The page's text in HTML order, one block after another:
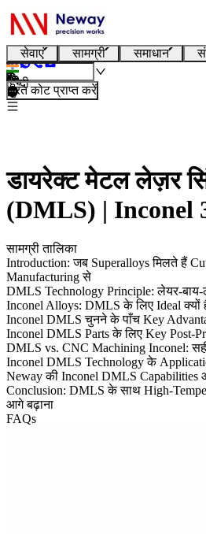
सेवाएं सामग्री समाधान
हिन्दी
तुरंत कोट प्राप्त करें
डायरेक्ट मेटल लेज़र
(DMLS) | Inconel
सामग्री तालिका
Introduction: जब Superalloys मिलते हैं
Manufacturing से
DMLS Technology Principle: लेयर-
Inconel Alloys: DMLS के लिए Ideal क्यों
Inconel DMLS चुनने के पाँच Key
Inconel DMLS Parts के लिए Key Post-
DMLS vs. CNC Machining Inconel:
Inconel DMLS Technology के
Neway की Inconel DMLS Capabilities
Conclusion: DMLS के साथ High-
आगे बढ़ाना
FAQs